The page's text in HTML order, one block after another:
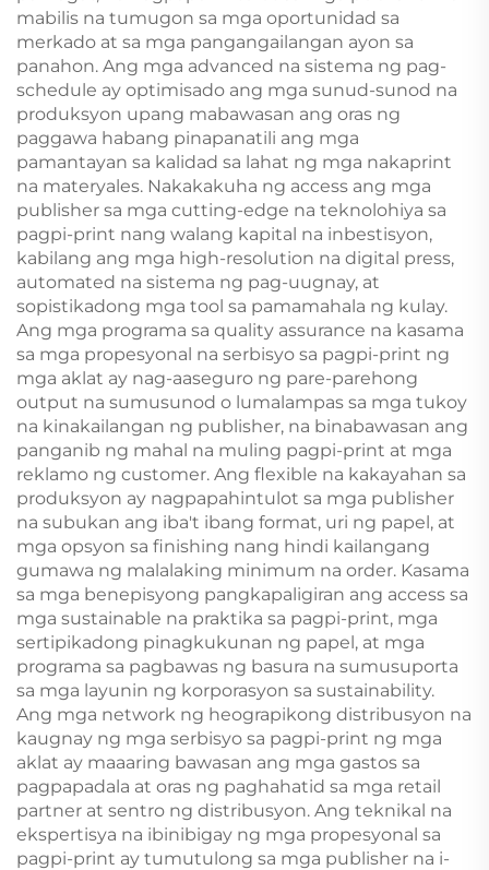
mabilis na tumugon sa mga oportunidad sa
merkado at sa mga pangangailangan ayon sa
panahon. Ang mga advanced na sistema ng pag-
schedule ay optimisado ang mga sunud-sunod na
produksyon upang mabawasan ang oras ng
paggawa habang pinapanatili ang mga
pamantayan sa kalidad sa lahat ng mga nakaprint
na materyales. Nakakakuha ng access ang mga
publisher sa mga cutting-edge na teknolohiya sa
pagpi-print nang walang kapital na inbestisyon,
kabilang ang mga high-resolution na digital press,
automated na sistema ng pag-uugnay, at
sopistikadong mga tool sa pamamahala ng kulay.
Ang mga programa sa quality assurance na kasama
sa mga propesyonal na serbisyo sa pagpi-print ng
mga aklat ay nag-aaseguro ng pare-parehong
output na sumusunod o lumalampas sa mga tukoy
na kinakailangan ng publisher, na binabawasan ang
panganib ng mahal na muling pagpi-print at mga
reklamo ng customer. Ang flexible na kakayahan sa
produksyon ay nagpapahintulot sa mga publisher
na subukan ang iba't ibang format, uri ng papel, at
mga opsyon sa finishing nang hindi kailangang
gumawa ng malalaking minimum na order. Kasama
sa mga benepisyong pangkapaligiran ang access sa
mga sustainable na praktika sa pagpi-print, mga
sertipikadong pinagkukunan ng papel, at mga
programa sa pagbawas ng basura na sumusuporta
sa mga layunin ng korporasyon sa sustainability.
Ang mga network ng heograpikong distribusyon na
kaugnay ng mga serbisyo sa pagpi-print ng mga
aklat ay maaaring bawasan ang mga gastos sa
pagpapadala at oras ng paghahatid sa mga retail
partner at sentro ng distribusyon. Ang teknikal na
ekspertisya na ibinibigay ng mga propesyonal sa
pagpi-print ay tumutulong sa mga publisher na i-